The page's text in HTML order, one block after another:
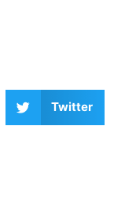
Twitter